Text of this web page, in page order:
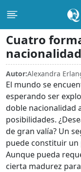
Cuatro
Autor:Alexandra
El mundo se
esperando ser
doble nacionalidad
posibilidades.
de gran valía? Un
puede constituir un
Aunque pueda
cierta madurez